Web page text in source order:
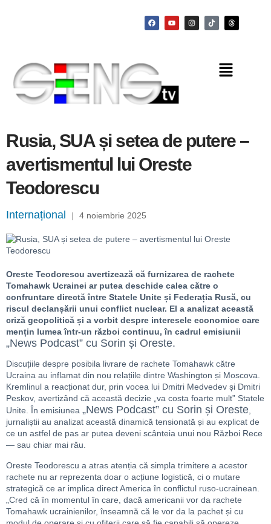
Rusia, SUA și setea de putere –
avertismentul lui Oreste
Teodorescu
Internațional | 4 noiembrie 2025
Oreste Teodorescu avertizează că furnizarea de rachete
Tomahawk Ucrainei ar putea deschide calea către o
confruntare directă între Statele Unite și Federația Rusă, cu
riscul declanșării unui conflict nuclear. El a analizat această
criză geopolitică și a vorbit despre interesele economice care
mențin lumea într-un război continuu, în cadrul emisiunii
„News Podcast” cu Sorin și Oreste.
Discuțiile despre posibila livrare de rachete Tomahawk către
Ucraina au inflamat din nou relațiile dintre Washington și Moscova.
Kremlinul a reacționat dur, prin vocea lui Dmitri Medvedev și Dmitri
Peskov, avertizând că această decizie „va costa foarte mult” Statele
Unite. În emisiunea „News Podcast” cu Sorin și Oreste,
jurnaliștii au analizat această dinamică tensionată și au explicat de
ce un astfel de pas ar putea deveni scânteia unui nou Război Rece
— sau chiar mai rău.
Oreste Teodorescu a atras atenția că simpla trimitere a acestor
rachete nu ar reprezenta doar o acțiune logistică, ci o mutare
strategică ce ar implica direct America în conflictul ruso-ucrainean.
„Cred că în momentul în care, dacă americanii vor da rachete
Tomahawk ucrainienilor, înseamnă că le vor da la pachet și cu